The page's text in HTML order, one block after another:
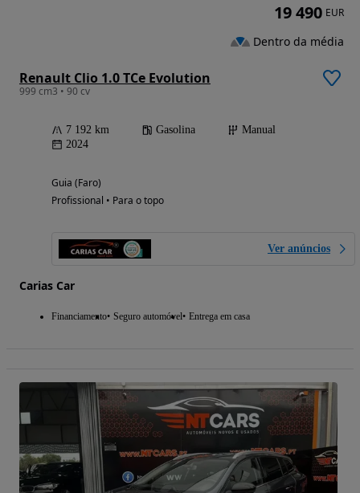
Renault Clio 1.0 TCe Evolution
999 cm3 • 90 cv
7 192 km Gasolina
Manual
2024
Guia (Faro)
Profissional • Para o topo
Ver anúncios
Carias Car
Financiamento Seguro automóvel Entrega em casa
19 490 EUR
Dentro da média